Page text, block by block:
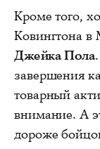
Кроме того,
Ковингтона в
Джейка Пола
завершения
товарный
внимание. А
дороже